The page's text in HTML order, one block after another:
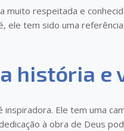
muito respeitada e
ele tem sido uma
história e
Ele tem uma
à obra de Deus